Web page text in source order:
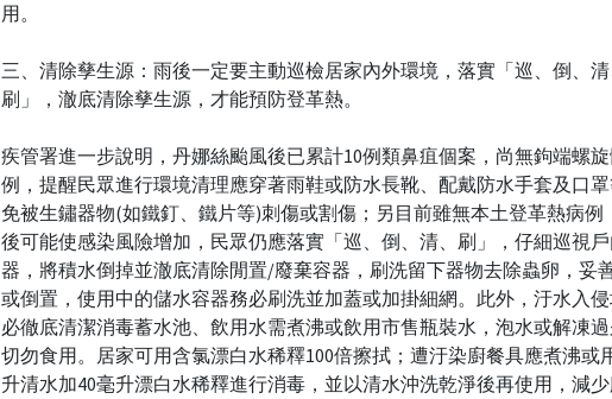
用。
三、清除孳生源：雨後一定要主動巡檢居家內外環境，落實「巡、倒、清
刷」，澈底清除孳生源，才能預防登革熱。
疾管署進一步說明，丹娜絲颱風後已累計10例類鼻疽個案，尚無鉤端螺
例，提醒民眾進行環境清理應穿著雨鞋或防水長靴、配戴防水手套及口
免被生鏽器物(如鐵釘、鐵片等)刺傷或割傷；另目前雖無本土登革熱病例
後可能使感染風險增加，民眾仍應落實「巡、倒、清、刷」，仔細巡視
器，將積水倒掉並澈底清除閒置/廢棄容器，刷洗留下器物去除蟲卵，妥
或倒置，使用中的儲水容器務必刷洗並加蓋或加掛細網。此外，汙水入
必徹底清潔消毒蓄水池、飲用水需煮沸或飲用市售瓶裝水，泡水或解凍
切勿食用。居家可用含氯漂白水稀釋100倍擦拭；遭汙染廚餐具應煮沸或
升清水加40毫升漂白水稀釋進行消毒，並以清水沖洗乾淨後再使用，減